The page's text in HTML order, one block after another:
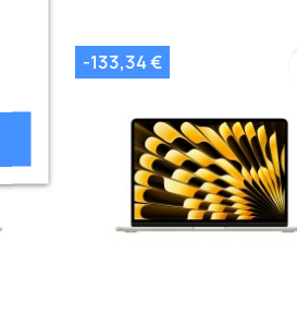
-133,34 €